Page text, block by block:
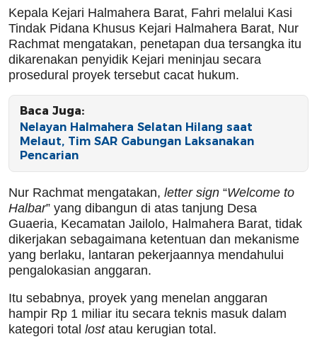
Kepala Kejari Halmahera Barat, Fahri melalui Kasi
Tindak Pidana Khusus Kejari Halmahera Barat, Nur
Rachmat mengatakan, penetapan dua tersangka itu
dikarenakan penyidik Kejari meninjau secara
prosedural proyek tersebut cacat hukum.
Baca Juga:
Nelayan Halmahera Selatan Hilang saat
Melaut, Tim SAR Gabungan Laksanakan
Pencarian
Nur Rachmat mengatakan, letter sign “Welcome to
Halbar” yang dibangun di atas tanjung Desa
Guaeria, Kecamatan Jailolo, Halmahera Barat, tidak
dikerjakan sebagaimana ketentuan dan mekanisme
yang berlaku, lantaran pekerjaannya mendahului
pengalokasian anggaran.
Itu sebabnya, proyek yang menelan anggaran
hampir Rp 1 miliar itu secara teknis masuk dalam
kategori total lostatau kerugian total.